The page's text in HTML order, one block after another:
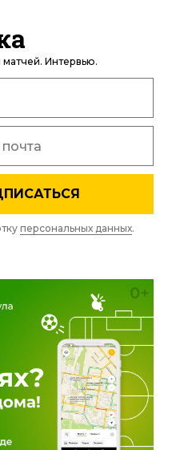
матчей. Интервью.
персональных данных.